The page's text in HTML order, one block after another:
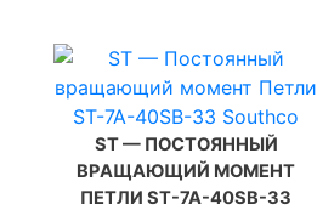
ST — ПОСТОЯННЫЙ
ВРАЩАЮЩИЙ МОМЕНТ
ПЕТЛИ ST-7A-40SB-33